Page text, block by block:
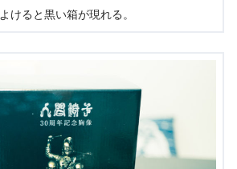
けると黒い箱が現れる。